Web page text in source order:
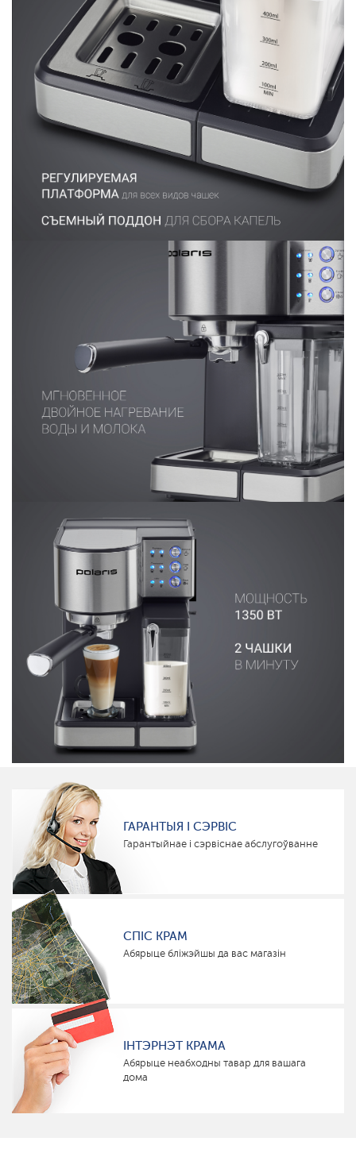
ГАРАНТЫЯ І СЭРВІС
Гарантыйнае і сэрвіснае абслугоўванне
СПІС КРАМ
Абярыце бліжэйшы да вас магазін
ІНТЭРНЭТ КРАМА
Абярыце неабходны тавар для вашага
дома